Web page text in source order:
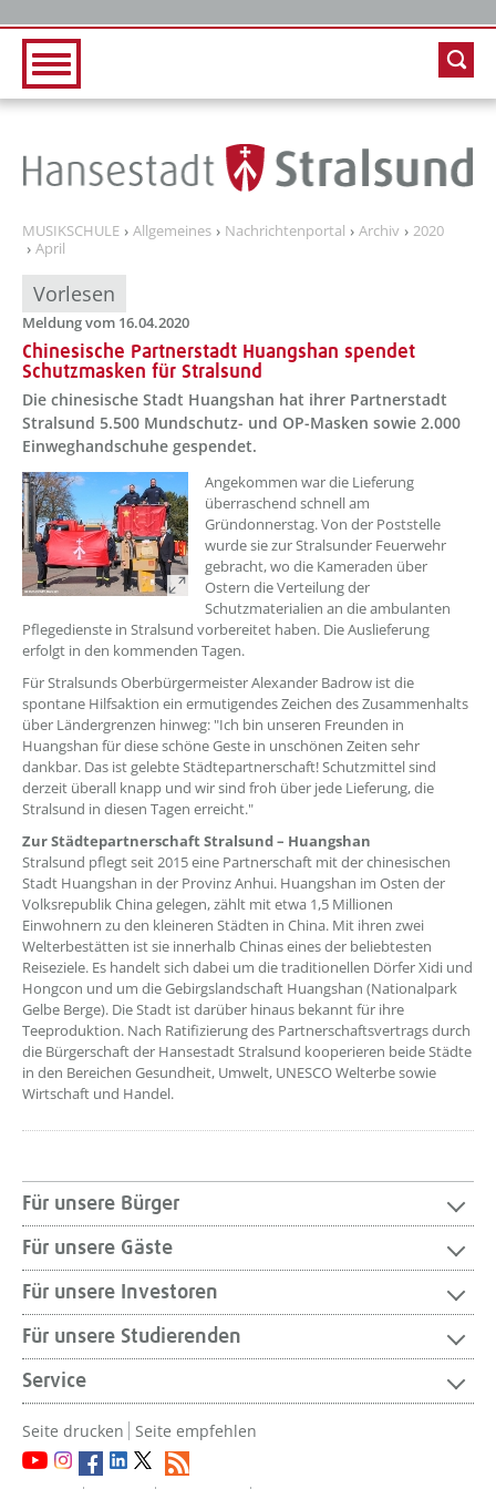
MUSIKSCHULE Allgemeines Nachrichtenportal Archiv
2020
April
Vorlesen
Meldung vom 16.04.2020
Chinesische Partnerstadt Huangshan spendet
Schutzmasken für Stralsund
Die chinesische Stadt Huangshan hat ihrer Partnerstadt
Stralsund 5.500 Mundschutz- und OP-Masken sowie 2.000
Einweghandschuhe gespendet.
Angekommen war die Lieferung
überraschend schnell am
Gründonnerstag. Von der Poststelle
wurde sie zur Stralsunder Feuerwehr
gebracht, wo die Kameraden über
Ostern die Verteilung der
Schutzmaterialien an die ambulanten
Pflegedienste in Stralsund vorbereitet haben. Die Auslieferung
erfolgt in den kommenden Tagen.
Für Stralsunds Oberbürgermeister Alexander Badrow ist die
spontane Hilfsaktion ein ermutigendes Zeichen des Zusammenhalts
über Ländergrenzen hinweg: "Ich bin unseren Freunden in
Huangshan für diese schöne Geste in unschönen Zeiten sehr
dankbar. Das ist gelebte Städtepartnerschaft! Schutzmittel sind
derzeit überall knapp und wir sind froh über jede Lieferung, die
Stralsund in diesen Tagen erreicht."
Zur Städtepartnerschaft Stralsund – Huangshan
Stralsund pflegt seit 2015 eine Partnerschaft mit der chinesischen
Stadt Huangshan in der Provinz Anhui. Huangshan im Osten der
Volksrepublik China gelegen, zählt mit etwa 1,5 Millionen
Einwohnern zu den kleineren Städten in China. Mit ihren zwei
Welterbestätten ist sie innerhalb Chinas eines der beliebtesten
Reiseziele. Es handelt sich dabei um die traditionellen Dörfer Xidi und
Hongcon und um die Gebirgslandschaft Huangshan (Nationalpark
Gelbe Berge). Die Stadt ist darüber hinaus bekannt für ihre
Teeproduktion. Nach Ratifizierung des Partnerschaftsvertrags durch
die Bürgerschaft der Hansestadt Stralsund kooperieren beide Städte
in den Bereichen Gesundheit, Umwelt, UNESCO Welterbe sowie
Wirtschaft und Handel.
Für unsere Bürger
Für unsere Gäste
Für unsere Investoren
Für unsere Studierenden
Service
Seite drucken Seite empfehlen